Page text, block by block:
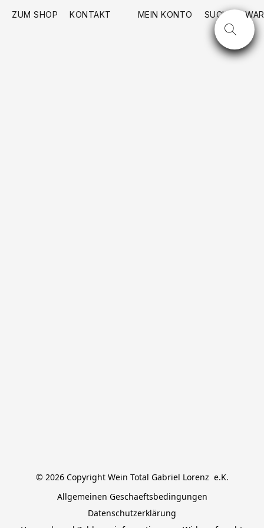
ZUM SHOP KONTAKT MEIN KONTO SUCHE
© 2026 Copyright Wein Total Gabriel Lorenz  e.K.
Allgemeinen Geschaeftsbedingungen
Datenschutzerklärung